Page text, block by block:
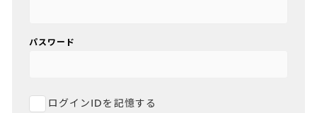
パスワード
ログインIDを記憶する